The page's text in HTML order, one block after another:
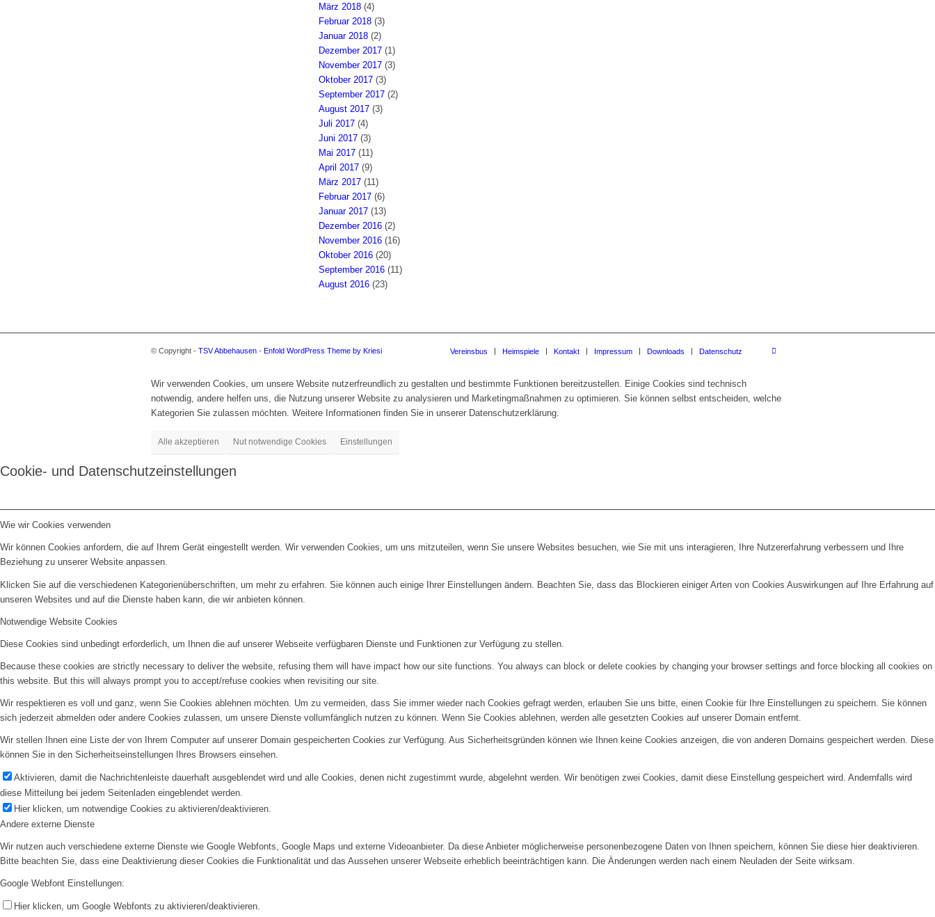
März 2018 (4)
Februar 2018 (3)
Januar 2018 (2)
Dezember 2017 (1)
November 2017 (3)
Oktober 2017 (3)
September 2017 (2)
August 2017 (3)
Juli 2017 (4)
Juni 2017 (3)
Mai 2017 (11)
April 2017 (9)
März 2017 (11)
Februar 2017 (6)
Januar 2017 (13)
Dezember 2016 (2)
November 2016 (16)
Oktober 2016 (20)
September 2016 (11)
August 2016 (23)
© Copyright - TSV Abbehausen - Enfold WordPress Theme by Kriesi Vereinsbus Heimspiele Kontakt Impressum Downloads Datenschutz
Wir verwenden Cookies, um unsere Website nutzerfreundlich zu gestalten und bestimmte Funktionen bereitzustellen. Einige Cookies sind technisch
notwendig, andere helfen uns, die Nutzung unserer Website zu analysieren und Marketingmaßnahmen zu optimieren. Sie können selbst entscheiden, welche
Kategorien Sie zulassen möchten. Weitere Informationen finden Sie in unserer Datenschutzerklärung.
Alle akzeptieren Nut notwendige Cookies Einstellungen
Cookie- und Datenschutzeinstellungen
Wie wir Cookies verwenden
Wir können Cookies anfordern, die auf Ihrem Gerät eingestellt werden. Wir verwenden Cookies, um uns mitzuteilen, wenn Sie unsere Websites besuchen, wie Sie mit uns interagieren, Ihre Nutzererfahrung verbessern und Ihre
Beziehung zu unserer Website anpassen.
Klicken Sie auf die verschiedenen Kategorienüberschriften, um mehr zu erfahren. Sie können auch einige Ihrer Einstellungen ändern. Beachten Sie, dass das Blockieren einiger Arten von Cookies Auswirkungen auf Ihre Erfahrung auf
unseren Websites und auf die Dienste haben kann, die wir anbieten können.
Notwendige Website Cookies
Diese Cookies sind unbedingt erforderlich, um Ihnen die auf unserer Webseite verfügbaren Dienste und Funktionen zur Verfügung zu stellen.
Because these cookies are strictly necessary to deliver the website, refusing them will have impact how our site functions. You always can block or delete cookies by changing your browser settings and force blocking all cookies on
this website. But this will always prompt you to accept/refuse cookies when revisiting our site.
Wir respektieren es voll und ganz, wenn Sie Cookies ablehnen möchten. Um zu vermeiden, dass Sie immer wieder nach Cookies gefragt werden, erlauben Sie uns bitte, einen Cookie für Ihre Einstellungen zu speichern. Sie können
sich jederzeit abmelden oder andere Cookies zulassen, um unsere Dienste vollumfänglich nutzen zu können. Wenn Sie Cookies ablehnen, werden alle gesetzten Cookies auf unserer Domain entfernt.
Wir stellen Ihnen eine Liste der von Ihrem Computer auf unserer Domain gespeicherten Cookies zur Verfügung. Aus Sicherheitsgründen können wie Ihnen keine Cookies anzeigen, die von anderen Domains gespeichert werden. Diese
können Sie in den Sicherheitseinstellungen Ihres Browsers einsehen.
Aktivieren, damit die Nachrichtenleiste dauerhaft ausgeblendet wird und alle Cookies, denen nicht zugestimmt wurde, abgelehnt werden. Wir benötigen zwei Cookies, damit diese Einstellung gespeichert wird. Andernfalls wird
diese Mitteilung bei jedem Seitenladen eingeblendet werden.
Hier klicken, um notwendige Cookies zu aktivieren/deaktivieren.
Andere externe Dienste
Wir nutzen auch verschiedene externe Dienste wie Google Webfonts, Google Maps und externe Videoanbieter. Da diese Anbieter möglicherweise personenbezogene Daten von Ihnen speichern, können Sie diese hier deaktivieren.
Bitte beachten Sie, dass eine Deaktivierung dieser Cookies die Funktionalität und das Aussehen unserer Webseite erheblich beeinträchtigen kann. Die Änderungen werden nach einem Neuladen der Seite wirksam.
Google Webfont Einstellungen:
Hier klicken, um Google Webfonts zu aktivieren/deaktivieren.